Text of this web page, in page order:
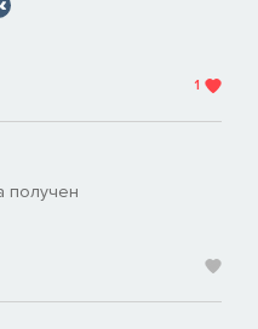
1
получен